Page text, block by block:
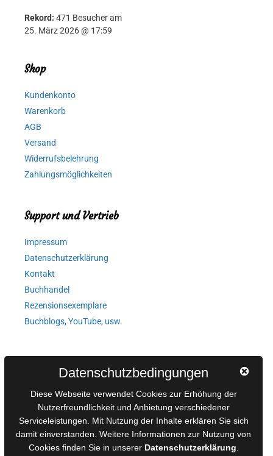
Rekord: 471 Besucher am
25. März 2026 @ 17:59
Shop
Kundenkonto
Warenkorb
AGB
Versand
Widerrufsbelehrung
Zahlungsmöglichkeiten
Support und Vertrieb
Impressum
Datenschutzerklärung
Kontakt
Buchhandel
Rezensionsexemplare
Buchblogs, YouTube, usw.
AGB für Medienprojekte
Online-Artikel
Manuskripte einreichen
Ausschreibungen
Belegexemplare
Datenschutzbedingungen
Diese Webseite verwendet Cookies zur Erhöhung der
Nutzerfreundlichkeit und Anbietung verschiedener
Serviceleistungen. Mit Nutzung der Inhalte erklären Sie sich
damit einverstanden. Weitere Informationen zur Nutzung von
Cookies finden Sie in unserer Datenschutzerklärung